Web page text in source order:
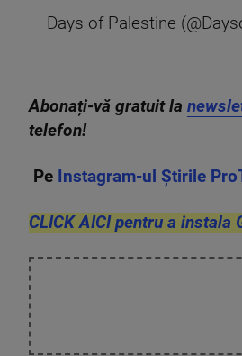
— Days of Palestine
Abonați-vă gratuit la
telefon!
Pe Instagram-ul Știrile
CLICK AICI pentru a